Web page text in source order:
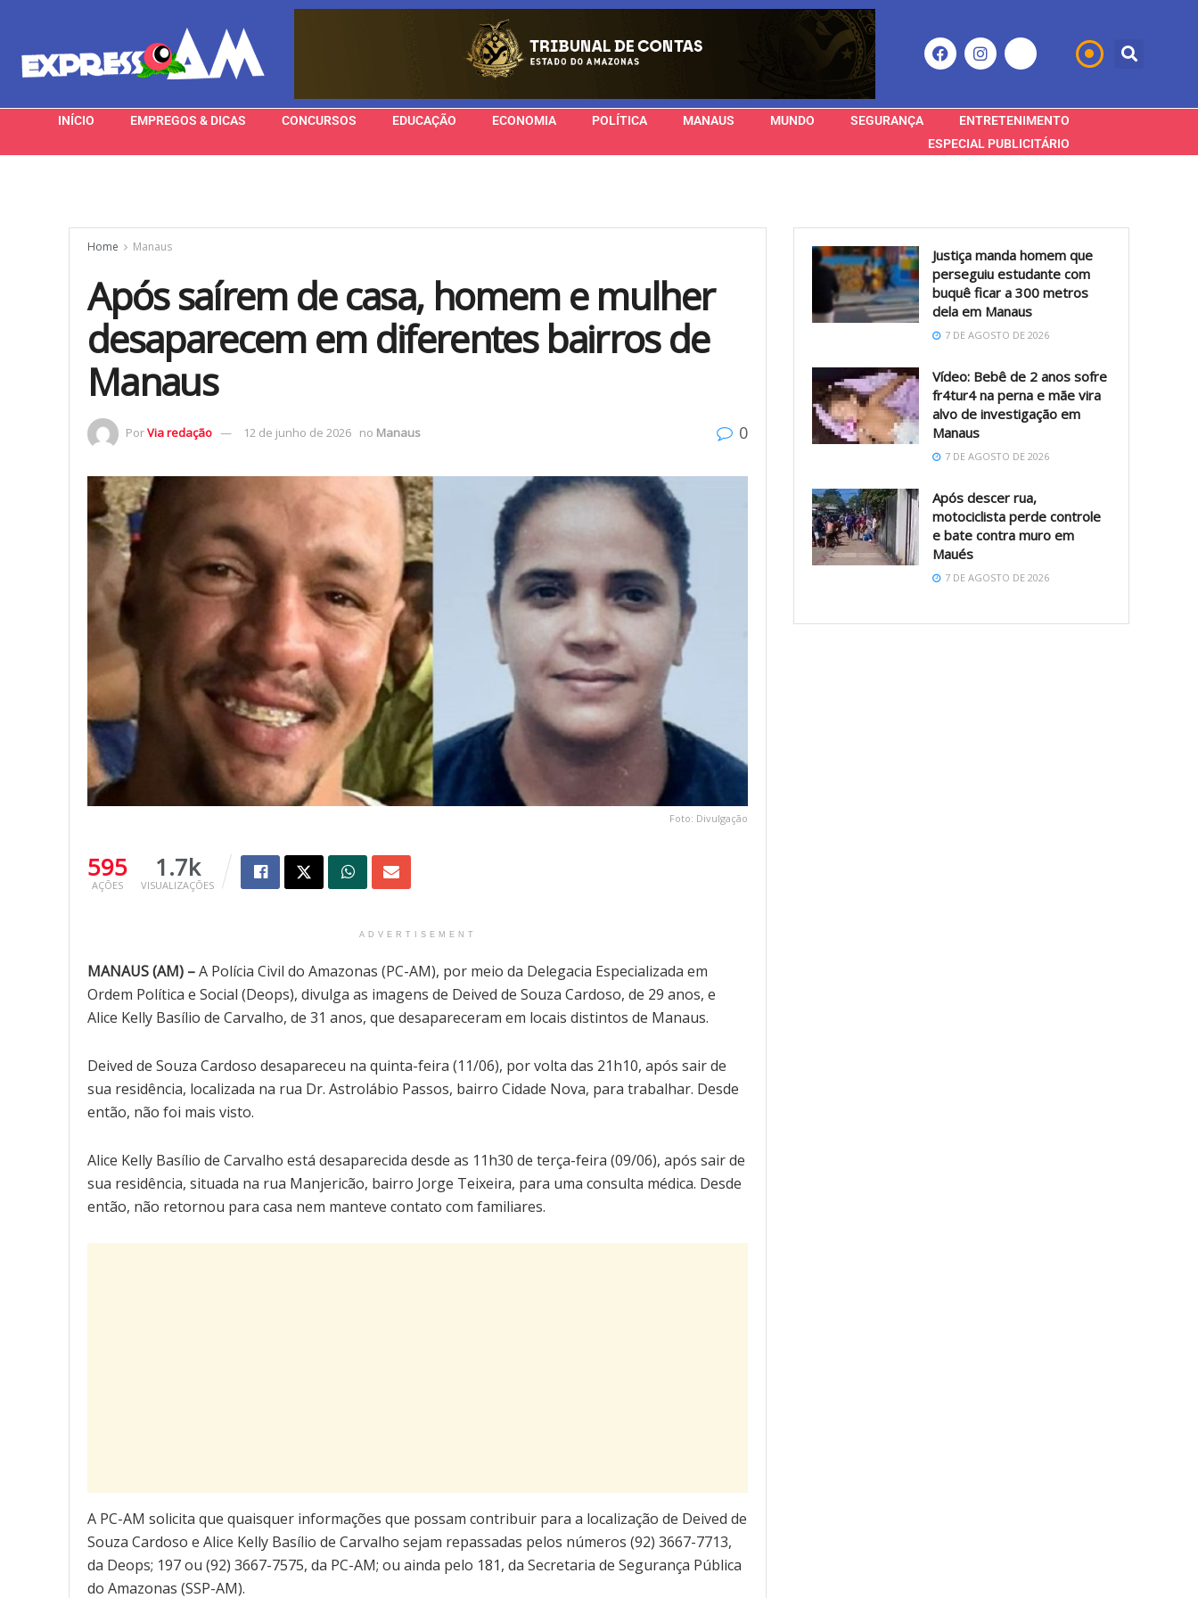
INÍCIO EMPREGOS & DICAS CONCURSOS EDUCAÇÃO ECONOMIA POLÍTICA MANAUS MUNDO SEGURANÇA
ENTRETENIMENTO
ESPECIAL PUBLICITÁRIO
Home Manaus
Após saírem de casa, homem e mulher
desaparecem em diferentes bairros de
Manaus
PorVia redação 12 de junho de 2026 no Manaus 0
Foto: Divulgação
595
AÇÕES
1.7k
VISUALIZAÇÕES
ADVERTISEMENT
MANAUS (AM) –A Polícia Civil do Amazonas (PC-AM), por meio da Delegacia Especializada em
Ordem Política e Social (Deops), divulga as imagens de Deived de Souza Cardoso, de 29 anos, e
Alice Kelly Basílio de Carvalho, de 31 anos, que desapareceram em locais distintos de Manaus.
Deived de Souza Cardoso desapareceu na quinta-feira (11/06), por volta das 21h10, após sair de
sua residência, localizada na rua Dr. Astrolábio Passos, bairro Cidade Nova, para trabalhar. Desde
então, não foi mais visto.
Alice Kelly Basílio de Carvalho está desaparecida desde as 11h30 de terça-feira (09/06), após sair de
sua residência, situada na rua Manjericão, bairro Jorge Teixeira, para uma consulta médica. Desde
então, não retornou para casa nem manteve contato com familiares.
A PC-AM solicita que quaisquer informações que possam contribuir para a localização de Deived de
Souza Cardoso e Alice Kelly Basílio de Carvalho sejam repassadas pelos números (92) 3667-7713,
da Deops; 197 ou (92) 3667-7575, da PC-AM; ou ainda pelo 181, da Secretaria de Segurança Pública
do Amazonas (SSP-AM).
Justiça manda homem que
perseguiu estudante com
buquê ficar a 300 metros
dela em Manaus
7 DE AGOSTO DE 2026
Vídeo: Bebê de 2 anos sofre
fr4tur4 na perna e mãe vira
alvo de investigação em
Manaus
7 DE AGOSTO DE 2026
Após descer rua,
motociclista perde controle
e bate contra muro em
Maués
7 DE AGOSTO DE 2026